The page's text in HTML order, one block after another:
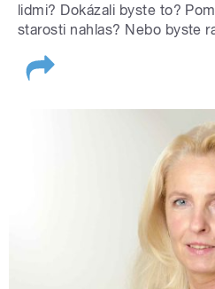
lidmi? Dokázali byste to?
starosti nahlas? Nebo byste